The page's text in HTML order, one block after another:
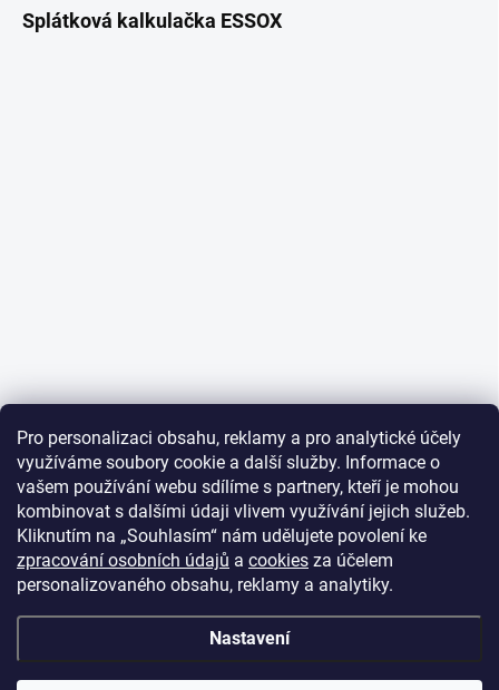
Pro personalizaci obsahu, reklamy a pro analytické účely
využíváme soubory cookie a další služby. Informace o
vašem používání webu sdílíme s partnery, kteří je mohou
kombinovat s dalšími údaji vlivem využívání jejich služeb.
Kliknutím na „Souhlasím“ nám udělujete povolení ke
zpracování osobních údajů a cookies za účelem
personalizovaného obsahu, reklamy a analytiky.
Nastavení
Splátková kalkulačka ESSOX